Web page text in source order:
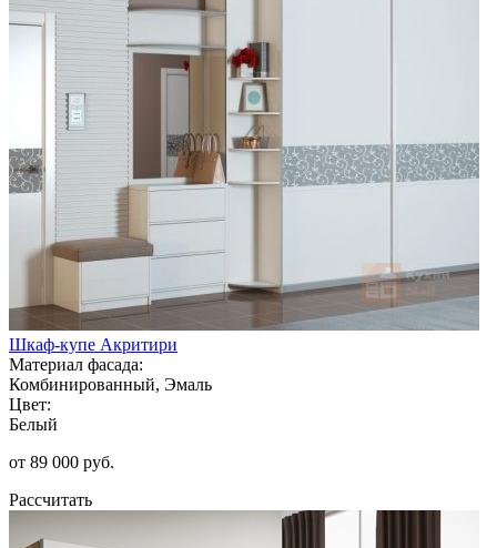
Шкаф-купе Акритири
Материал фасада:
Комбинированный, Эмаль
Цвет:
Белый
от 89 000 руб.
Рассчитать